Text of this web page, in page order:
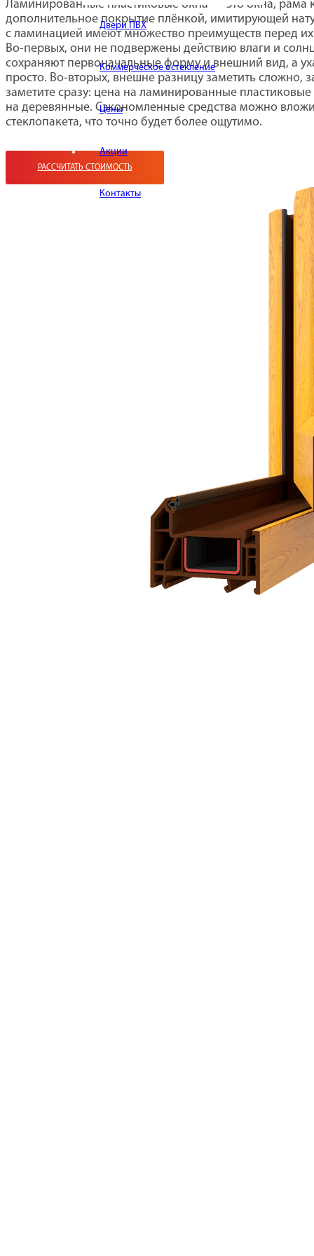
Двери ПВХ
Коммерческое остекление
Цены
Акции
Контакты
Ламинированные пластиковые окна — это окна, рама
дополнительное покрытие плёнкой, имитирующей
с ламинацией имеют множество преимуществ перед
Во-первых, они не подвержены действию влаги и
сохраняют первоначальные форму и внешний вид, а
просто. Во-вторых, внешне разницу заметить сложно,
заметите сразу: цена на ламинированные
на деревянные. Сэкономленные средства можно
стеклопакета, что точно будет более ощутимо.
РАССЧИТАТЬ СТОИМОСТЬ